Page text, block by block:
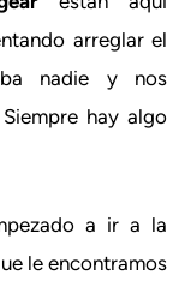
arreglar el
nadie y nos
hay algo
a ir a la
le encontramos